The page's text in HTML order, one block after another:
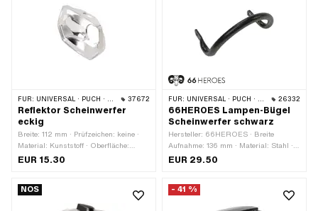
Befestigungspunkte: 1 Stk. · Tiefe: 90
mm · Anwendungsbereich: Tuning
FÜR: UNIVERSAL · PUCH · SACHS 37672
Reflektor Scheinwerfer
eckig
Breite: 112 mm · Prüfzeichen: keine ·
Material: Kunststoff · Oberfläche:
verchromt · Farbe: Chrom · Höhe: 75
EUR 15.30
FÜR: UNIVERSAL · PUCH · SACHS 26332
66HEROES Lampen-Bügel
Scheinwerfer schwarz
Hersteller: 66HEROES · Breite
Aufnahme: 136 mm · Material: Stahl ·
Oberfläche: lackiert · Farbe: schwarz ·
Befestigungspunkte: 2 Stk.
EUR 29.50
NOS - 41 %